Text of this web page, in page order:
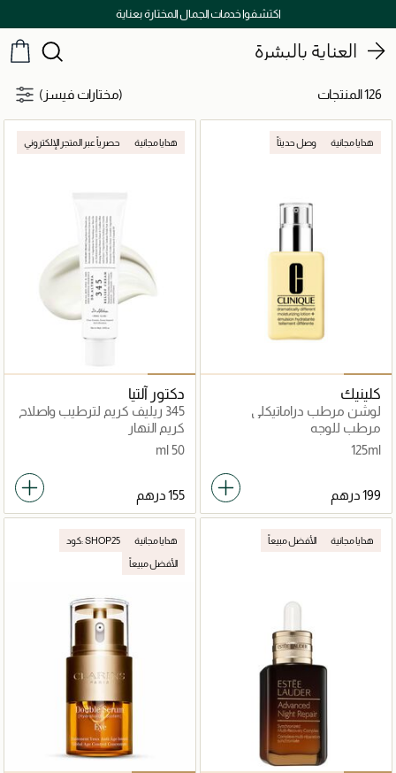
توصيل سريع على جميع الطلبات ما فوق 299 درهم
العناية بالبشرة
126 المنتجات (مختارات فيسز)
هدايا مجانية وصل حديثاً
كلينيك
لوشن مرطب دراماتيكلي
ديفرنت 125مل
مرطب للوجه
125ml
هدايا مجانية حصرياً عبر المتجر الإلكتروني
دكتور آلتيا
345 ريليف كريم لترطيب واصلاح
مكثف للبشرة
كريم النهار
50 ml
هدايا مجانية الأفضل مبيعاً هدايا مجانية كود: SHOP25
الأفضل مبيعاً